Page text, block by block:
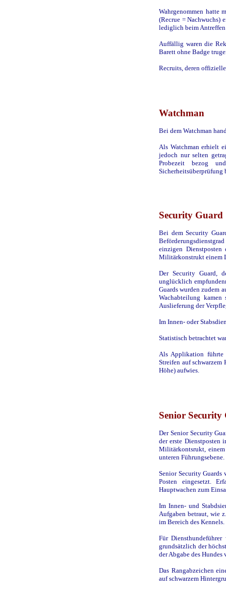
Wahrgenommen hatte
(Recrue = Nachwuchs)
lediglich beim
Auffällig waren die
Barett ohne Badge
Recruits, deren
Watchman
Bei dem Watchman
Als Watchman erhielt
jedoch nur selten
Probezeit bezog
Sicherheitsüberprüfung
Security Guard
Bei dem Security
einzigen
Militärkonstrukt einem
Der Security Guard,
unglücklich
Guards wurden zudem
Wachabteilung
Auslieferung der
Im Innen- oder
Statistisch betrachtet
Als Applikation führte
Streifen auf
Höhe) aufwies.
Senior Security
Der Senior Security
der erste Dienstposten
Militärkontsrukt,
unteren Führungsebene.
Senior Security Guards
Posten eingesetzt.
Hauptwachen zum
Im Innen- und
Aufgaben betraut, wie
im Bereich des Kennels.
Für
grundsätzlich der
der Abgabe des Hundes
Das Rangabzeichen
auf schwarzem